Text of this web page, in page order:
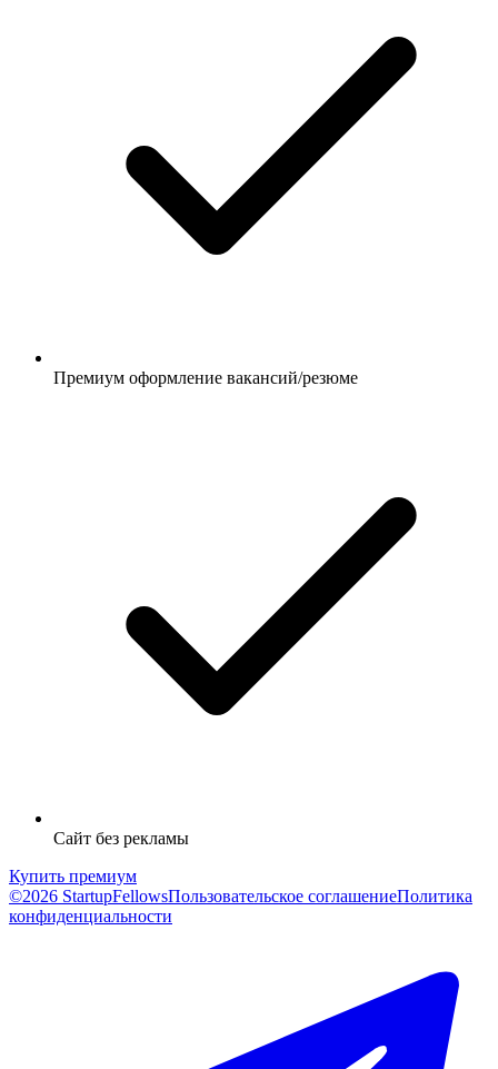
Премиум оформление вакансий/резюме
Сайт без рекламы
Купить премиум
©2026 StartupFellowsПользовательское соглашениеПолитика
конфиденциальности